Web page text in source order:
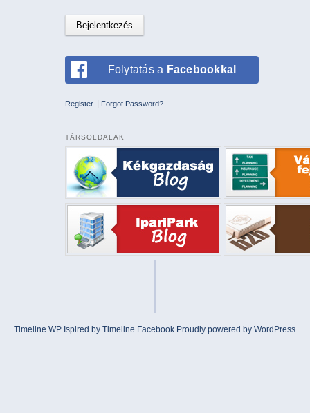
Folytatás a Facebookkal
Register Forgot Password?
TÁRSOLDALAK
Timeline WP Ispired byTimeline Facebook Proudly powered by WordPress